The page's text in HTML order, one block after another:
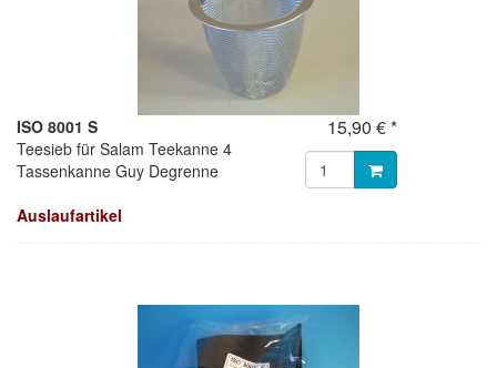
ISO 8001 S
Teesieb für Salam Teekanne 4
Tassenkanne Guy Degrenne
Auslaufartikel
15,90 € *